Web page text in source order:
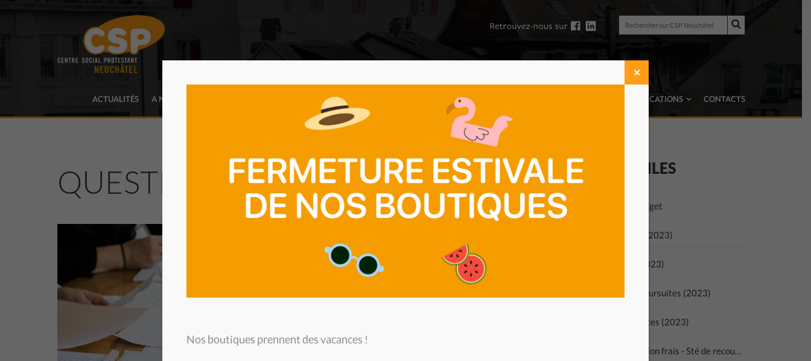
Rechercher
sur
CSP
Rechercher
ACTUALITÉS A NOTRE SUJET BOUTIQUES NOUS SOUTENIR PUBLICATIONS CONTACTS
QUESTIONSD’ARGENT DOCUMENTS UTILES
Brochure Les Ficelles du Budget
Brochure Gérer son budget (2023)
Brochure Se désendetter (2023)
Brochure Comprendre les poursuites (2023)
Brochure Vivre avec ses dettes (2023)
Modèle de lettre - contestation frais - Sté de recouvrement
Nos boutiques prennent des vacances !
✕